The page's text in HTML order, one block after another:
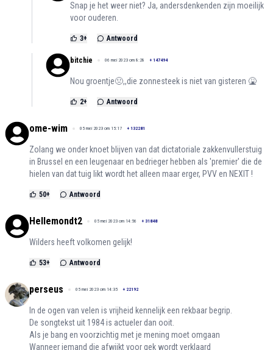
Snap je het weer niet? Ja, andersdenkenden zijn moeilijk
voor ouderen.
3+ Antwoord
bitchie 06 mei 2023 om 8:28 + 147494
Nou groentje🤢,,die zonnesteek is niet van gisteren 🤮
2+ Antwoord
ome-wim 05 mei 2023 om 15:17 + 132281
Zolang we onder knoet blijven van dat dictatoriale zakkenvullerstuig
in Brussel en een leugenaar en bedrieger hebben als 'premier' die de
hielen van dat tuig likt wordt het alleen maar erger, PVV en NEXIT !
50+ Antwoord
Hellemondt2 05 mei 2023 om 14:56 + 31848
Wilders heeft volkomen gelijk!
53+ Antwoord
perseus 05 mei 2023 om 14:35 + 22192
In de ogen van velen is vrijheid kennelijk een rekbaar begrip.
De songtekst uit 1984 is actueler dan ooit.
Als je bang en voorzichtig met je mening moet omgaan
Wanneer iemand die afwijkt voor gek wordt verklaard